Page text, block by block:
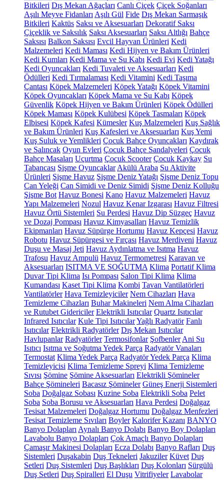
Bitkileri Dış Mekan Ağaçları Canlı Çiçek Çiçek Soğanları
Aşılı Meyve Fidanları Aşılı Gül Fide Dış Mekan Sarmaşık
Bitkileri Kaktüs Saksı ve Aksesuarları Dekoratif Saksı
Çiçeklik ve Saksılık Saksı Aksesuarları Saksı Altlığı Bahçe
Saksısı Balkon Saksısı Evcil Hayvan Ürünleri Kedi
Malzemeleri Kedi Maması Kedi Hijyen ve Bakım Ürünleri
Kedi Kumları Kedi Mama ve Su Kabı Kedi Evi Kedi Yatağı
Kedi Oyuncakları Kedi Tuvaleti ve Aksesuarları Kedi
Ödülleri Kedi Tırmalaması Kedi Vitamini Kedi Taşıma
Çantası Köpek Malzemeleri Köpek Yatağı Köpek Vitamini
Köpek Oyuncakları Köpek Mama ve Su Kabı Köpek
Güvenlik Köpek Hijyen ve Bakım Ürünleri Köpek Ödülleri
Köpek Maması Köpek Kulübesi Köpek Tasmaları Köpek
Elbisesi Köpek Kafesi Kümesler Kuş Malzemeleri Kuş Sağlık
ve Bakım Ürünleri Kuş Kafesleri ve Aksesuarları Kuş Yemi
Kuş Suluk ve Yemlikleri Çocuk Bahçe Oyuncakları Kaydırak
ve Salıncak Oyun Evleri Çocuk Bahçe Sandalyeleri Çocuk
Bahçe Masaları Uçurtma Çocuk Scooter Çocuk Kaykay Su
Tabancası Şişme Oyuncaklar Akülü Araba Su Aktivite
Ürünleri Şişme Havuz Şişme Deniz Yatağı Şişme Deniz Topu
Can Yeleği Can Simidi ve Deniz Simidi Şişme Deniz Kolluğu
Şişme Bot Havuz Bonesi Kano Havuz Malzemeleri Havuz
Yapı Malzemeleri Nozul Havuz Kenar Izgarası Havuz Filtresi
Havuz Örtü Sistemleri Su Perdesi Havuz Dip Süzgeç Havuz
ve Dozaj Pompası Havuz Kimyasalları Havuz Temizlik
Ekipmanları Havuz Süpürge Hortumu Havuz Kepçesi Havuz
Robotu Havuz Süpürgesi ve Fırçası Havuz Merdiveni Havuz
Duşu ve Masaj Jeti Havuz Aydınlatma ve Isıtma Havuz
Trafosu Havuz Ampulü Havuz Termometresi Karavan ve
Aksesuarları ISITMA VE SOĞUTMA Klima Portatif Klima
Duvar Tipi Klima Isı Pompası Salon Tipi Klima Klima
Kumandası Kaset Tipi Klima Kombi Tavan Vantilatörleri
Vantilatörler Hava Temizleyiciler Nem Cihazları Hava
Temizleme Cihazları Buhar Makineleri Nem Alma Cihazları
ve Rutubet Gidericiler Elektrikli Isıtıcılar Quartz Isıtıcılar
Infrared Isıtıcılar Kule Tipi IsıtıcılarYağlı Radyatör Fanlı
Isıtıcılar Elektrikli Radyatörler Dış Mekan Isıtıcılar
Havlupanlar Radyatörler Termosifonlar Şofbenler Ani Su
Isıtıcı Isıtma ve Soğutma Yedek Parça Radyatör Vanaları
Termostat Klima Yedek Parça Radyatör Yedek Parça Klima
Temizleyicisi Klima Temizleme Spreyi Klima Temizleme
Sıvısı Şömine Şömine Aksesuarları Elektrikli Şömineler
Bahçe Şömineleri Bacasız Şömineler Güneş Enerji Sistemleri
Soba Doğalgaz Sobası Kuzine Soba Elektrikli Soba Pelet
Soba Soba Borusu ve Aksesuarları Hava Perdesi Doğalgaz
Tesisat Malzemeleri Doğalgaz Hortumu Doğalgaz Menfezleri
Tesisat Temizleme Sıvıları Boyler Kalorifer Kazanı BANYO
Banyo Dolapları Aynalı Banyo Dolabı Banyo Boy Dolapları
Lavabolu Banyo Dolapları Çok Amaçlı Banyo Dolapları
Çamaşır Makinesi Dolapları Ecza Dolabı Banyo Rafları Duş
Sistemleri Duşakabin Duş Tekneleri Jakuziler Küvet Duş
Setleri Duş Sistemleri Duş Başlıkları Duş Kolonları Sürgülü
Duş Setleri Duş Spiralleri El Duşu Vitrifiyeler Lavabolar